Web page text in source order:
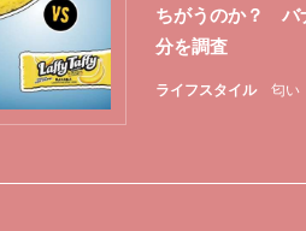
ライフスタイル 匂い
ちがうのか？ バ
分を調査